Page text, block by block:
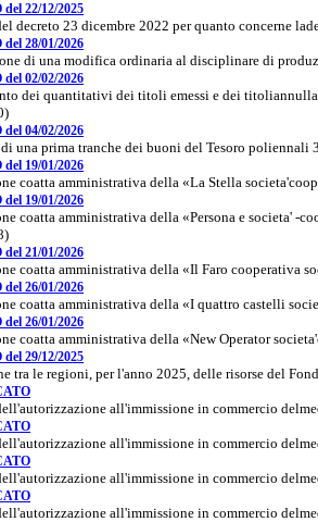
22/12/2025
decreto 23 dicembre 2022 per quanto concerne
28/01/2026
di una modifica ordinaria al disciplinare di
02/02/2026
dei quantitativi dei titoli emessi e dei
04/02/2026
una prima tranche dei buoni del Tesoro
19/01/2026
coatta amministrativa della «La Stella
19/01/2026
coatta amministrativa della «Persona e societa' -
21/01/2026
coatta amministrativa della «Il Faro cooperativa
26/01/2026
coatta amministrativa della «I quattro castelli
26/01/2026
coatta amministrativa della «New Operator
29/12/2025
tra le regioni, per l'anno 2025, delle risorse del
all'immissione in commercio
all'immissione in commercio
all'immissione in commercio
all'immissione in commercio